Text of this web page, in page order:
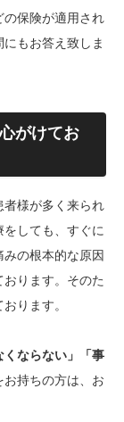
の保険が適用され
もお答え致しま
がけてお
者様が多く来られ
しても、すぐに
の根本的な原因
ります。そのた
ります。
くならない」「事
お持ちの方は、お